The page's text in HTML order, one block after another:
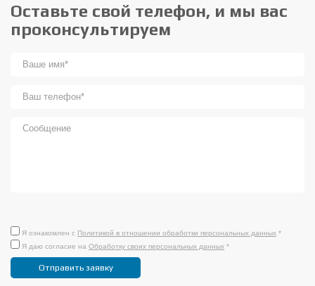
Я ознакомлен с Политикой в отношении обработки персональных данных *
Я даю согласие на Обработку своих персональных данных *
Оставьте свой телефон, и мы вас
проконсультируем